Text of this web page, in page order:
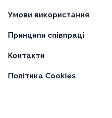
Умови використання
Принципи співпраці
Контакти
Політика Cookies